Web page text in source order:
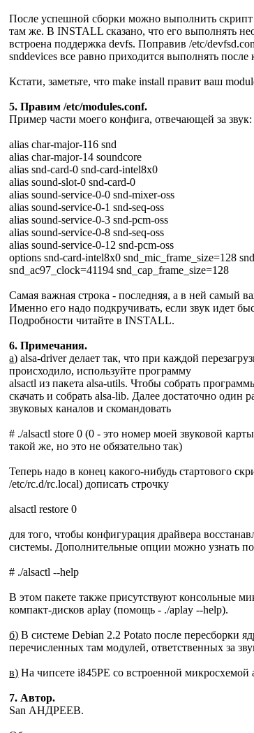
После успешной сборки можно выполнить скрипт
там же. В INSTALL сказано, что его выполнять
встроена поддержка devfs. Поправив /etc/
snddevices все равно приходится выполнять после
Кстати, заметьте, что make install правит ваш
5. Правим /etc/modules.conf.
Пример части моего конфига, отвечающей за звук:
alias char-major-116 snd
alias char-major-14 soundcore
alias snd-card-0 snd-card-intel8x0
alias sound-slot-0 snd-card-0
alias sound-service-0-0 snd-mixer-oss
alias sound-service-0-1 snd-seq-oss
alias sound-service-0-3 snd-pcm-oss
alias sound-service-0-8 snd-seq-oss
alias sound-service-0-12 snd-pcm-oss
options snd-card-intel8x0 snd_mic_frame_size=128
snd_ac97_clock=41194 snd_cap_frame_size=128
Самая важная строка - последняя, а в ней самый
Именно его надо подкручивать, если звук идет
Подробности читайте в INSTALL.
6. Примечания.
а) alsa-driver делает так, что при каждой
происходило, используйте программу
alsactl из пакета alsa-utils. Чтобы собрать
скачать и собрать alsa-lib. Далее достаточно один
звуковых каналов и скомандовать
# ./alsactl store 0 (0 - это номер моей звуковой
такой же, но это не обязательно так)
Теперь надо в конец какого-нибудь стартового
/etc/rc.d/rc.local) дописать строчку
alsactl restore 0
для того, чтобы конфигурация драйвера
системы. Дополнительные опции можно узнать
# ./alsactl --help
В этом пакете также присутствуют консольные
компакт-дисков aplay (помощь - ./aplay --help).
б) В системе Debian 2.2 Potato после пересборки
перечисленных там модулей, ответственных за
в) На чипсете i845PE со встроенной микросхемой
7. Автор.
San АНДРЕЕВ.